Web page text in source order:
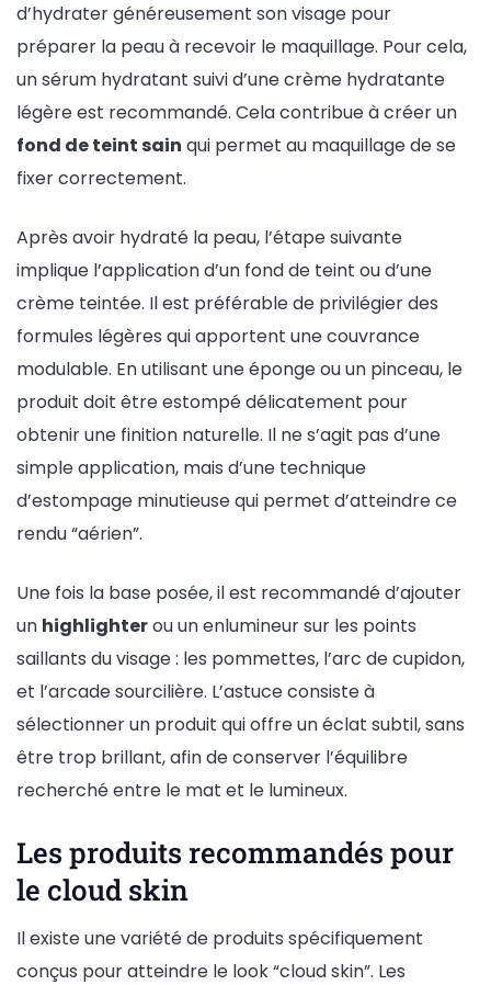
d’hydrater généreusement son visage pour
préparer la peau à recevoir le maquillage. Pour cela,
un sérum hydratant suivi d’une crème hydratante
légère est recommandé. Cela contribue à créer un
fond de teint sain qui permet au maquillage de se
fixer correctement.
Après avoir hydraté la peau, l’étape suivante
implique l’application d’un fond de teint ou d’une
crème teintée. Il est préférable de privilégier des
formules légères qui apportent une couvrance
modulable. En utilisant une éponge ou un pinceau, le
produit doit être estompé délicatement pour
obtenir une finition naturelle. Il ne s’agit pas d’une
simple application, mais d’une technique
d’estompage minutieuse qui permet d’atteindre ce
rendu “aérien”.
Une fois la base posée, il est recommandé d’ajouter
un highlighterou un enlumineur sur les points
saillants du visage : les pommettes, l’arc de cupidon,
et l’arcade sourcilière. L’astuce consiste à
sélectionner un produit qui offre un éclat subtil, sans
être trop brillant, afin de conserver l’équilibre
recherché entre le mat et le lumineux.
Les produits recommandés pour
le cloud skin
Il existe une variété de produits spécifiquement
conçus pour atteindre le look “cloud skin”. Les